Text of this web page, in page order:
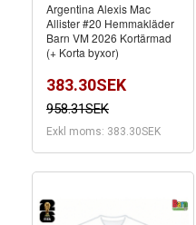
Argentina Alexis Mac
Allister #20 Hemmakläder
Barn VM 2026 Kortärmad
(+ Korta byxor)
383.30SEK
958.31SEK
Exkl moms: 383.30SEK